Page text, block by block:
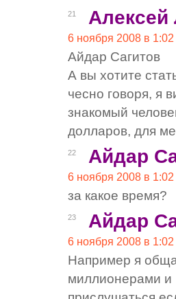
21 Алексей
6 ноября 2008 в 1:02
Айдар Сагитов
А вы хотите
чесно говоря, я
знакомый
долларов, для
22 Айдар
6 ноября 2008 в 1:02
за какое время?
23 Айдар
6 ноября 2008 в 1:02
Например я
миллионерами и